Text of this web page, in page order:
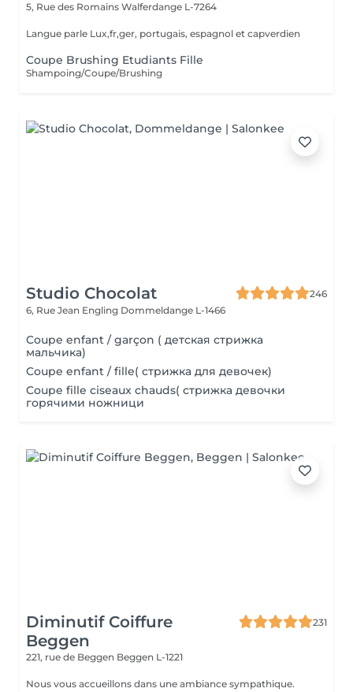
5, Rue des Romains Walferdange L-7264
Langue parle Lux,fr,ger, portugais, espagnol et capverdien
Coupe Brushing Etudiants Fille
Shampoing/Coupe/Brushing
Studio Chocolat
246
6, Rue Jean Engling Dommeldange L-1466
Coupe enfant / garçon ( детская стрижка
мальчика)
Coupe enfant / fille( стрижка для девочек)
Coupe fille ciseaux chauds( стрижка девочки
горячими ножници
Diminutif Coiffure
Beggen
231
221, rue de Beggen Beggen L-1221
Nous vous accueillons dans une ambiance sympathique.